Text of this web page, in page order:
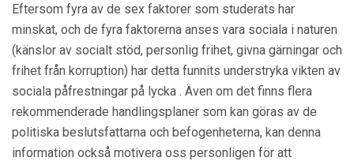
Eftersom fyra av de sex faktorer som studerats har
minskat, och de fyra faktorerna anses vara sociala i naturen
(känslor av socialt stöd, personlig frihet, givna gärningar och
frihet från korruption) har detta funnits understryka vikten av
sociala påfrestningar på lycka . Även om det finns flera
rekommenderade handlingsplaner som kan göras av de
politiska beslutsfattarna och befogenheterna, kan denna
information också motivera oss personligen för att